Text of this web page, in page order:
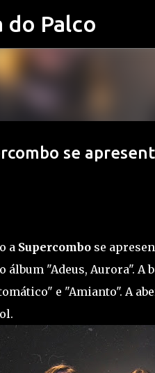
do Palco
se
a Supercombo se
álbum "Adeus, Aurora".
e "Amianto". A